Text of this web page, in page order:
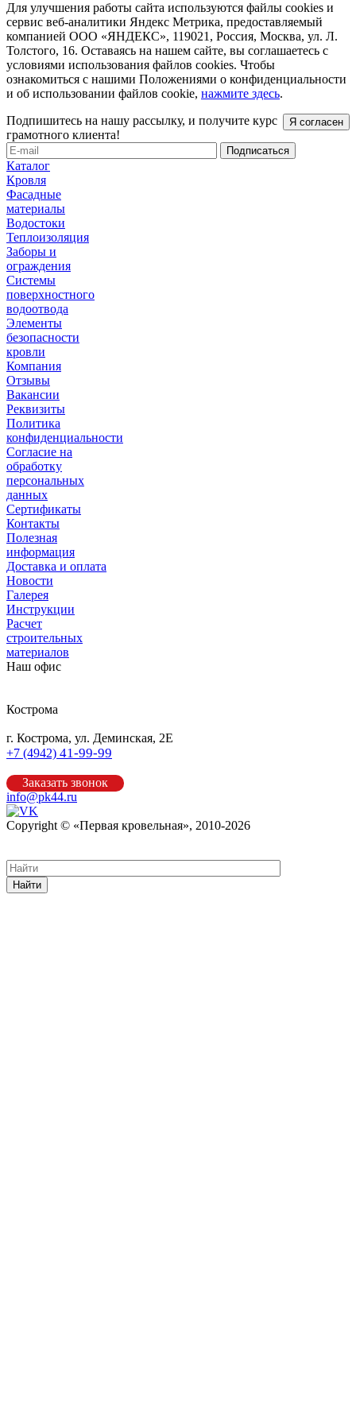
Для улучшения работы сайта используются файлы cookies и
сервис веб-аналитики Яндекс Метрика, предоставляемый
компанией ООО «ЯНДЕКС», 119021, Россия, Москва, ул. Л.
Толстого, 16. Оставаясь на нашем сайте, вы соглашаетесь с
условиями использования файлов cookies. Чтобы
ознакомиться с нашими Положениями о конфиденциальности
и об использовании файлов cookie, нажмите здесь.
Я согласен
Подпишитесь на нашу рассылку, и получите курс
грамотного клиента!
Каталог
Кровля
Фасадные
материалы
Водостоки
Теплоизоляция
Заборы и
ограждения
Системы
поверхностного
водоотвода
Элементы
безопасности
кровли
Компания
Отзывы
Вакансии
Реквизиты
Политика
конфиденциальности
Согласие на
обработку
персональных
данных
Сертификаты
Контакты
Полезная
информация
Доставка и оплата
Новости
Галерея
Инструкции
Расчет
строительных
материалов
Наш офис
Кострома
г. Кострома, ул. Деминская, 2Е
+7 (4942) 41-99-99
Заказать звонок
info@pk44.ru
Copyright © «Первая кровельная», 2010-2026
Найти